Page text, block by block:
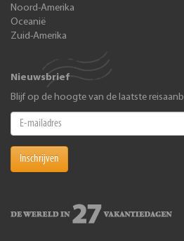
Noord-Amerika
Oceanië
Zuid-Amerika
Nieuwsbrief
Blijf op de hoogte van de laatste
Inschrijven